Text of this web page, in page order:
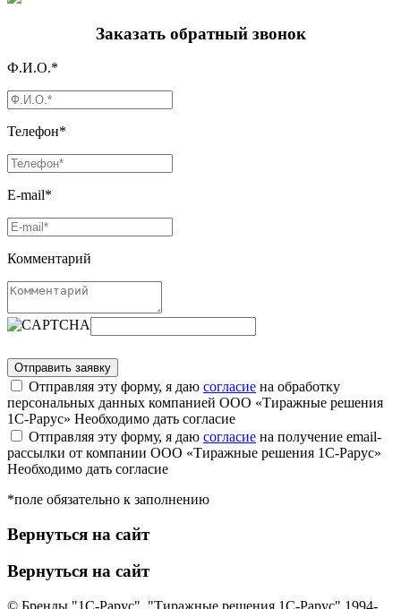
Заказать обратный звонок
Ф.И.О.*
Телефон*
E-mail*
Комментарий
Отправляя эту форму, я даю согласие на обработку
персональных данных компанией ООО «Тиражные решения
1С-Рарус» Необходимо дать согласие
Отправляя эту форму, я даю согласие на получение email-
рассылки от компании ООО «Тиражные решения 1С-Рарус»
Необходимо дать согласие
*поле обязательно к заполнению
Вернуться на сайт
Вернуться на сайт
© Бренды "1С-Рарус", "Тиражные решения 1С-Рарус" 1994-